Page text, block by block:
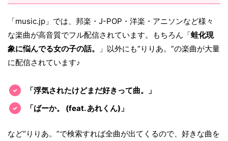
「music.jp」では、邦楽・J-POP・洋楽・アニソンなど様々
な楽曲が高音質でフル配信されています。もちろん「蛙化現
象に悩んでる女の子の話。
」以外にも“りりあ。”の楽曲が大量
に配信されています♪
「浮気されたけどまだ好きって曲。」
「ばーか。 (feat. あれくん)」
など“りりあ。”で検索すれば全曲が出てくるので、好きな曲を